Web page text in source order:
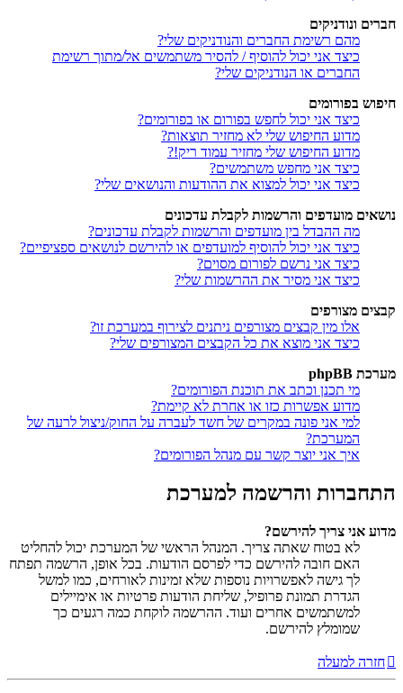
חברים ונודניקים
מהם רשימת החברים והנודניקים שלי?
כיצד אני יכול להוסיף / להסיר משתמשים אל/מתוך רשימת
החברים או הנודניקים שלי?
חיפוש בפורומים
כיצד אני יכול לחפש בפורום או בפורומים?
מדוע החיפוש שלי לא מחזיר תוצאות?
מדוע החיפוש שלי מחזיר עמוד ריק!?
כיצד אני מחפש משתמשים?
כיצד אני יכול למצוא את ההודעות והנושאים שלי?
נושאים מועדפים והרשמות לקבלת עדכונים
מה ההבדל בין מועדפים והרשמות לקבלת עדכונים?
כיצד אני יכול להוסיף למועדפים או להירשם לנושאים ספציפיים?
כיצד אני נרשם לפורום מסוים?
כיצד אני מסיר את ההרשמות שלי?
קבצים מצורפים
אלו מין קבצים מצורפים ניתנים לצירוף במערכת זו?
כיצד אני מוצא את כל הקבצים המצורפים שלי?
מערכת phpBB
מי תכנן וכתב את תוכנת הפורומים?
מדוע אפשרות כזו או אחרת לא קיימת?
למי אני פונה במקרים של חשד לעברה על החוק/ניצול לרעה של
המערכת?
איך אני יוצר קשר עם מנהל הפורומים?
התחברות והרשמה למערכת
מדוע אני צריך להירשם?
לא בטוח שאתה צריך. המנהל הראשי של המערכת יכול להחליט
האם חובה להירשם כדי לפרסם הודעות. בכל אופן, הרשמה תפתח
לך גישה לאפשרויות נוספות שלא זמינות לאורחים, כמו למשל
הגדרת תמונת פרופיל, שליחת הודעות פרטיות או אימיילים
למשתמשים אחרים ועוד. ההרשמה לוקחת כמה רגעים כך
שמומלץ להירשם.
חזרה למעלה